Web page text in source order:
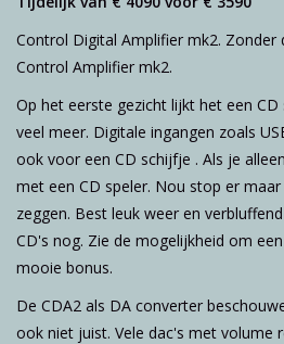
Control Digital Amplifier mk2. Zonder
Control Amplifier mk2.
Op het eerste gezicht lijkt het een
veel meer. Digitale ingangen zoals
ook voor een CD schijfje . Als je
met een CD speler. Nou stop er
zeggen. Best leuk weer en
CD's nog. Zie de mogelijkheid om
mooie bonus.
De CDA2 als DA converter
ook niet juist. Vele dac's met volume